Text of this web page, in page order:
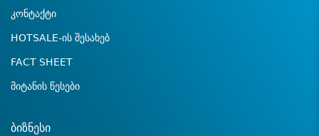
კონტაქტი
HOTSALE-ის შესახებ
FACT SHEET
მიტანის წესები
ბიზნესი